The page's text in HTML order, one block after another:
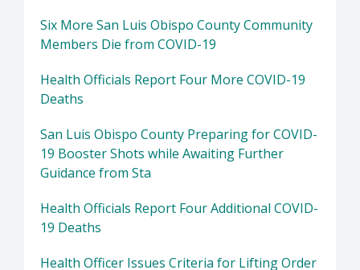
Six More San Luis Obispo County Community
Members Die from COVID-19
Health Officials Report Four More COVID-19
Deaths
San Luis Obispo County Preparing for COVID-
19 Booster Shots while Awaiting Further
Guidance from Sta
Health Officials Report Four Additional COVID-
19 Deaths
Health Officer Issues Criteria for Lifting Order